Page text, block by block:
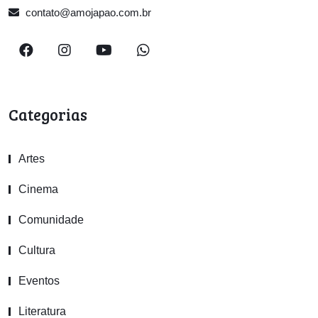
contato@amojapao.com.br
Categorias
Artes
Cinema
Comunidade
Cultura
Eventos
Literatura